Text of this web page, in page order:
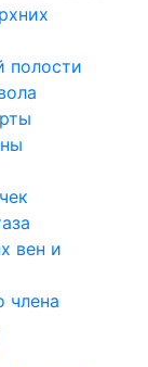
полости
вен и
члена